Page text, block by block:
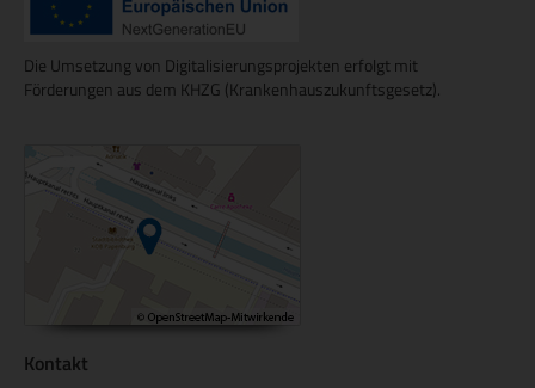
Die Umsetzung von Digitalisierungsprojekten erfolgt mit
Förderungen aus dem KHZG (Krankenhauszukunftsgesetz).
Kontakt